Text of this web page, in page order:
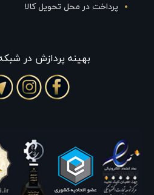
پرداخت در محل تحویل کالا
بهينه پردازش در